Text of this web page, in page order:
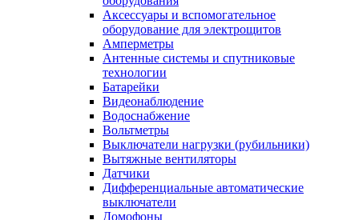
Аксессуары и вспомогательное
оборудование для электрощитов
Амперметры
Антенные системы и спутниковые
технологии
Батарейки
Видеонаблюдение
Водоснабжение
Вольтметры
Выключатели нагрузки (рубильники)
Вытяжные вентиляторы
Датчики
Дифференциальные автоматические
выключатели
Домофоны